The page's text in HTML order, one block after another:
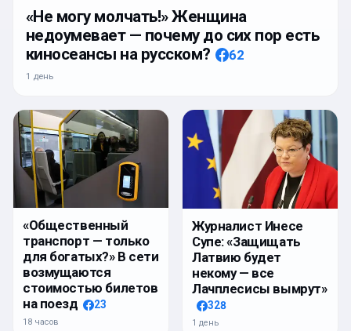
«Не могу молчать!» Женщина
недоумевает — почему до сих пор есть
киносеансы на русском?
62
1 день
«Общественный
транспорт — только
для богатых?» В сети
возмущаются
стоимостью билетов
на поезд
23
18 часов
Журналист Инесе
Супе: «Защищать
Латвию будет
некому — все
Лачплесисы вымрут»
328
1 день